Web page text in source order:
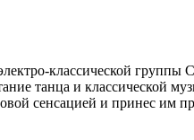
классической группы
танца и классической
сенсацией и принес им